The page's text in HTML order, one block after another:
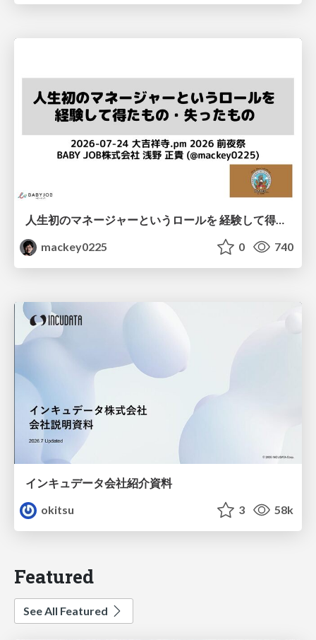
人生初のマネージャーというロールを 経験して得たもの・失ったもの / Reflections on My First Manager Role
mackey0225
0 740
インキュデータ会社紹介資料
okitsu
3 58k
Featured
See All Featured